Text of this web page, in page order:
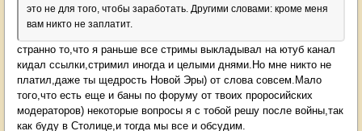
это не для того, чтобы заработать. Другими словами: кроме меня
вам никто не заплатит.
странно то,что я раньше все стримы выкладывал на ютуб канал
кидал ссылки,стримил иногда и целыми днями.Но мне никто не
платил,даже ты щедрость Новой Эры) от слова совсем.Мало
того,что есть еще и баны по форуму от твоих проросийских
модераторов) некоторые вопросы я с тобой решу после войны,так
как буду в Столице,и тогда мы все и обсудим.